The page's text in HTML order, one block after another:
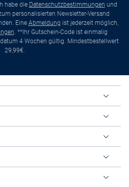
habe die Datenschutzbestimmungen und
personalisierten Newsletter-Versand
Eine Abmeldung ist jederzeit möglich,
. **Ihr Gutschein-Code ist einmalig
4 Wochen gültig. Mindestbestellwert
29,99€.